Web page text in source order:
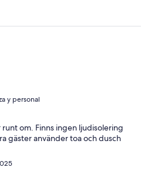
y personal
om. Finns ingen ljudisolering
gäster använder toa och dusch